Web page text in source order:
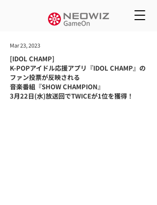
Mar 23, 2023
[IDOL CHAMP]
K-POPアイドル応援アプリ『IDOL CHAMP』の
ファン投票が反映される
音楽番組『SHOW CHAMPION』
3月22日(水)放送回でTWICEが1位を獲得！